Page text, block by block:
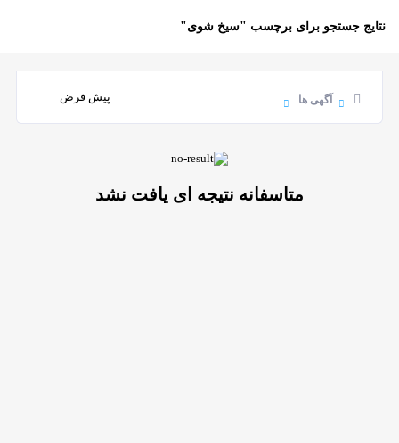
نتایج جستجو برای برچسب "سیخ شوی"
آگهی ها
متاسفانه نتیجه ای یافت نشد